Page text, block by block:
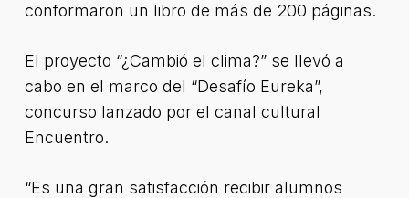
conformaron un libro de más de 200 páginas.
El proyecto “¿Cambió el clima?” se llevó a
cabo en el marco del “Desafío Eureka”,
concurso lanzado por el canal cultural
Encuentro.
“Es una gran satisfacción recibir alumnos